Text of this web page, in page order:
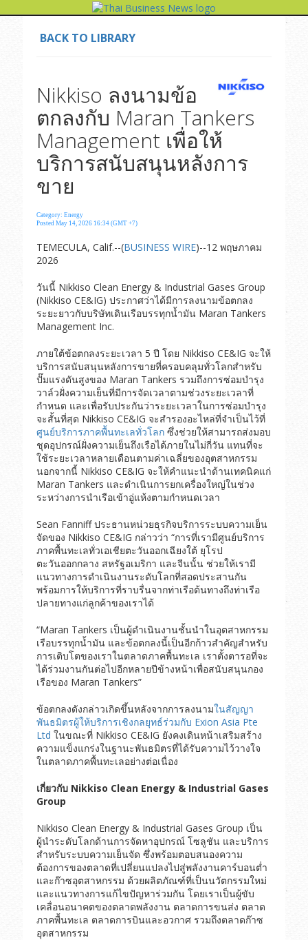
BACK TO LIBRARY
Nikkiso ลงนามข้อ
ตกลงกับ Maran Tankers
Management เพื่อให้
บริการสนับสนุนหลังการ
ขาย
Category: Energy
Posted May 14, 2026 16:34 (GMT +7)
TEMECULA, Calif.--(BUSINESS WIRE)--12 พฤษภาคม
2026
วันนี้ Nikkiso Clean Energy & Industrial Gases Group
(Nikkiso CE&IG) ประกาศว่าได้มีการลงนามข้อตกลง
ระยะยาวกับบริษัทเดินเรือบรรทุกน้ำมัน Maran Tankers
Management Inc.
ภายใต้ข้อตกลงระยะเวลา 5 ปี โดย Nikkiso CE&IG จะให้
บริการสนับสนุนหลังการขายที่ครอบคลุมทั่วโลกสำหรับ
ปั๊มแรงดันสูงของ Maran Tankers รวมถึงการซ่อมบำรุง
วาล์วฝั่งความเย็นที่มีการจัดเวลาตามช่วงระยะเวลาที่
กำหนด และเพื่อรับประกันว่าระยะเวลาในการซ่อมบำรุง
จะสั้นที่สุด Nikkiso CE&IG จะสำรองอะไหล่ที่จำเป็นไว้ที่
ศูนย์บริการภาคพื้นทะเลทั่วโลกซึ่งช่วยให้สามารถส่งมอบ
ชุดอุปกรณ์ฝั่งความเย็นถึงเรือได้ภายในไม่กี่วัน แทนที่จะ
ใช้ระยะเวลาหลายเดือนตามค่าเฉลี่ยของอุตสาหกรรม
นอกจากนี้ Nikkiso CE&IG จะให้คำแนะนำด้านเทคนิคแก่
Maran Tankers และดำเนินการยกเครื่องใหญ่ในช่วง
ระหว่างการนำเรือเข้าอู่แห้งตามกำหนดเวลา
Sean Fanniff ประธานหน่วยธุรกิจบริการระบบความเย็น
จัดของ Nikkiso CE&IG กล่าวว่า “การที่เรามีศูนย์บริการ
ภาคพื้นทะเลทั่วเอเชียตะวันออกเฉียงใต้ ยุโรป
ตะวันออกกลาง สหรัฐอเมริกา และจีนนั้น ช่วยให้เรามี
แนวทางการดำเนินงานระดับโลกที่สอดประสานกัน
พร้อมการให้บริการที่ราบรื่นจากท่าเรือต้นทางถึงท่าเรือ
ปลายทางแก่ลูกค้าของเราได้
“Maran Tankers เป็นผู้ดำเนินงานชั้นนำในอุตสาหกรรม
เรือบรรทุกน้ำมัน และข้อตกลงนี้เป็นอีกก้าวสำคัญสำหรับ
การเติบโตของเราในตลาดภาคพื้นทะเล เราตั้งตารอที่จะ
ได้ร่วมงานกันต่อไปอีกหลายปีข้างหน้าเพื่อสนับสนุนกอง
เรือของ Maran Tankers”
ข้อตกลงดังกล่าวเกิดขึ้นหลังจากการลงนามในสัญญา
พันธมิตรผู้ให้บริการเชิงกลยุทธ์ร่วมกับ Exion Asia Pte
Ltd ในขณะที่ Nikkiso CE&IG ยังคงเดินหน้าเสริมสร้าง
ความแข็งแกร่งในฐานะพันธมิตรที่ได้รับความไว้วางใจ
ในตลาดภาคพื้นทะเลอย่างต่อเนื่อง
เกี่ยวกับNikkiso Clean Energy & Industrial Gases
Group
Nikkiso Clean Energy & Industrial Gases Group เป็น
ผู้นำระดับโลกด้านการจัดหาอุปกรณ์ โซลูชัน และบริการ
สำหรับระบบความเย็นจัด ซึ่งพร้อมตอบสนองความ
ต้องการของตลาดที่เปลี่ยนแปลงไปสู่พลังงานคาร์บอนต่ำ
และก๊าซอุตสาหกรรม ด้วยผลิตภัณฑ์ที่เป็นนวัตกรรมใหม่
และแนวทางการแก้ไขปัญหาร่วมกัน โดยเราเป็นผู้ขับ
เคลื่อนอนาคตของตลาดพลังงาน ตลาดการขนส่ง ตลาด
ภาคพื้นทะเล ตลาดการบินและอวกาศ รวมถึงตลาดก๊าซ
อุตสาหกรรม